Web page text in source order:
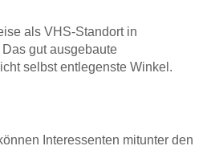
als VHS-Standort in
gut ausgebaute
selbst entlegenste Winkel.
Interessenten mitunter den